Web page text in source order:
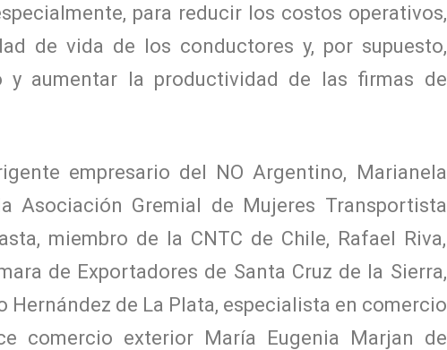
para reducir los costos operativos,
de vida de los conductores y, por supuesto,
y aumentar la productividad de las firmas de
empresario del NO Argentino, Marianela
Asociación Gremial de Mujeres Transportista
miembro de la CNTC de Chile, Rafael Riva,
de Exportadores de Santa Cruz de la Sierra,
Hernández de La Plata, especialista en comercio
comercio exterior María Eugenia Marjan de